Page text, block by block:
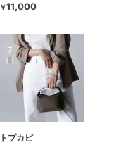
￥11,000
トプカピ